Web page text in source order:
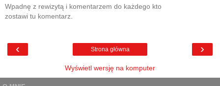
Wpadnę z rewizytą i komentarzem do każdego kto
zostawi tu komentarz.
‹ ›
Strona główna
Wyświetl wersję na komputer